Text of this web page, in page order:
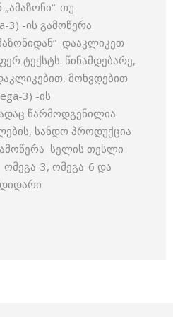
თუ
3) -ის გამოწერა
დააკლიკეთ
ტექსტს. წინამდებარე,
მოხვდებით
3) -ის
წარმოდგენილია
სანდო პროდუქცია
სელის თესლი
ომეგა-3, ომეგა-6 და